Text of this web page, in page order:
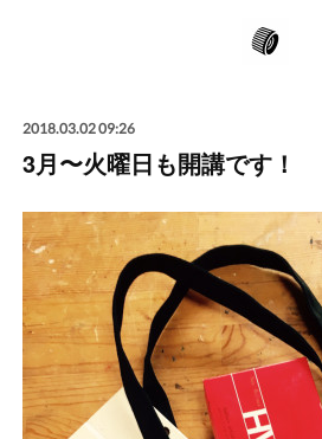
2018.03.02 09:26
3月〜火曜日も開講です！